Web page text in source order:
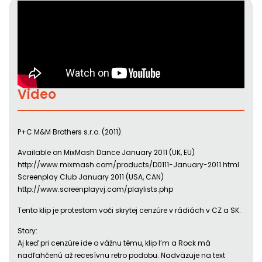
Video
P+C M&M Brothers s.r.o. (2011).
Available on MixMash Dance January 2011 (UK, EU)
http://www.mixmash.com/products/D0111-January-2011.html
Screenplay Club January 2011 (USA, CAN)
http://www.screenplayvj.com/playlists.php
Tento klip je protestom voči skrytej cenzúre v rádiách v CZ a SK.
Story:
Aj keď pri cenzúre ide o vážnu tému, klip I’m a Rock má
nadľahčenú až recesívnu retro podobu. Nadväzuje na text